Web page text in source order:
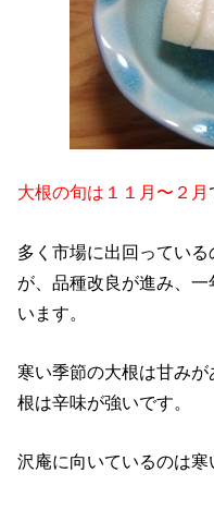
大根の旬は１１月〜２月
多く市場に出回ってい
が、品種改良が進み、
います。
寒い季節の大根は甘み
根は辛味が強いです。
沢庵に向いているのは寒